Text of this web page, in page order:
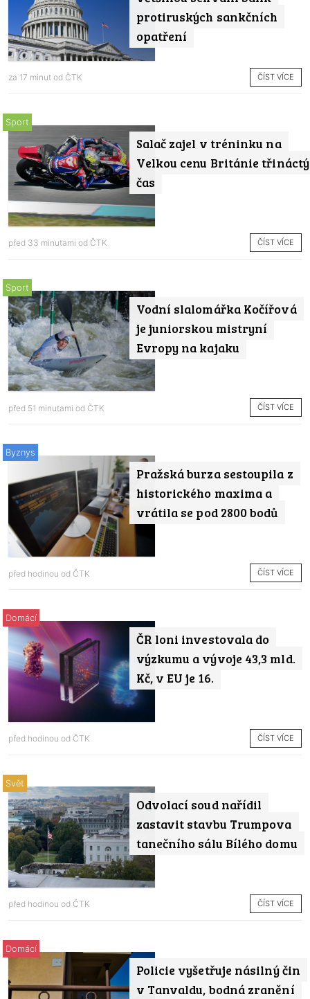
protiruských sankčních
opatření
za 17 minut od ČTK ČÍST VÍCE
Salač zajel v tréninku na
Velkou cenu Británie třináctý
čas
Sport
před 33 minutami od ČTK ČÍST VÍCE
Vodní slalomářka Kočířová
je juniorskou mistryní
Evropy na kajaku
Sport
před 51 minutami od ČTK ČÍST VÍCE
Pražská burza sestoupila z
historického maxima a
vrátila se pod 2800 bodů
Byznys
před hodinou od ČTK ČÍST VÍCE
ČR loni investovala do
výzkumu a vývoje 43,3 mld.
Kč, v EU je 16.
Domácí
před hodinou od ČTK ČÍST VÍCE
Odvolací soud nařídil
zastavit stavbu Trumpova
tanečního sálu Bílého domu
Svět
před hodinou od ČTK ČÍST VÍCE
Policie vyšetřuje násilný čin
v Tanvaldu, bodná zranění
Domácí